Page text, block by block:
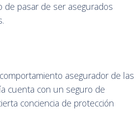
pasar de ser asegurados
asegurador de las
cuenta con un seguro de
conciencia de protección